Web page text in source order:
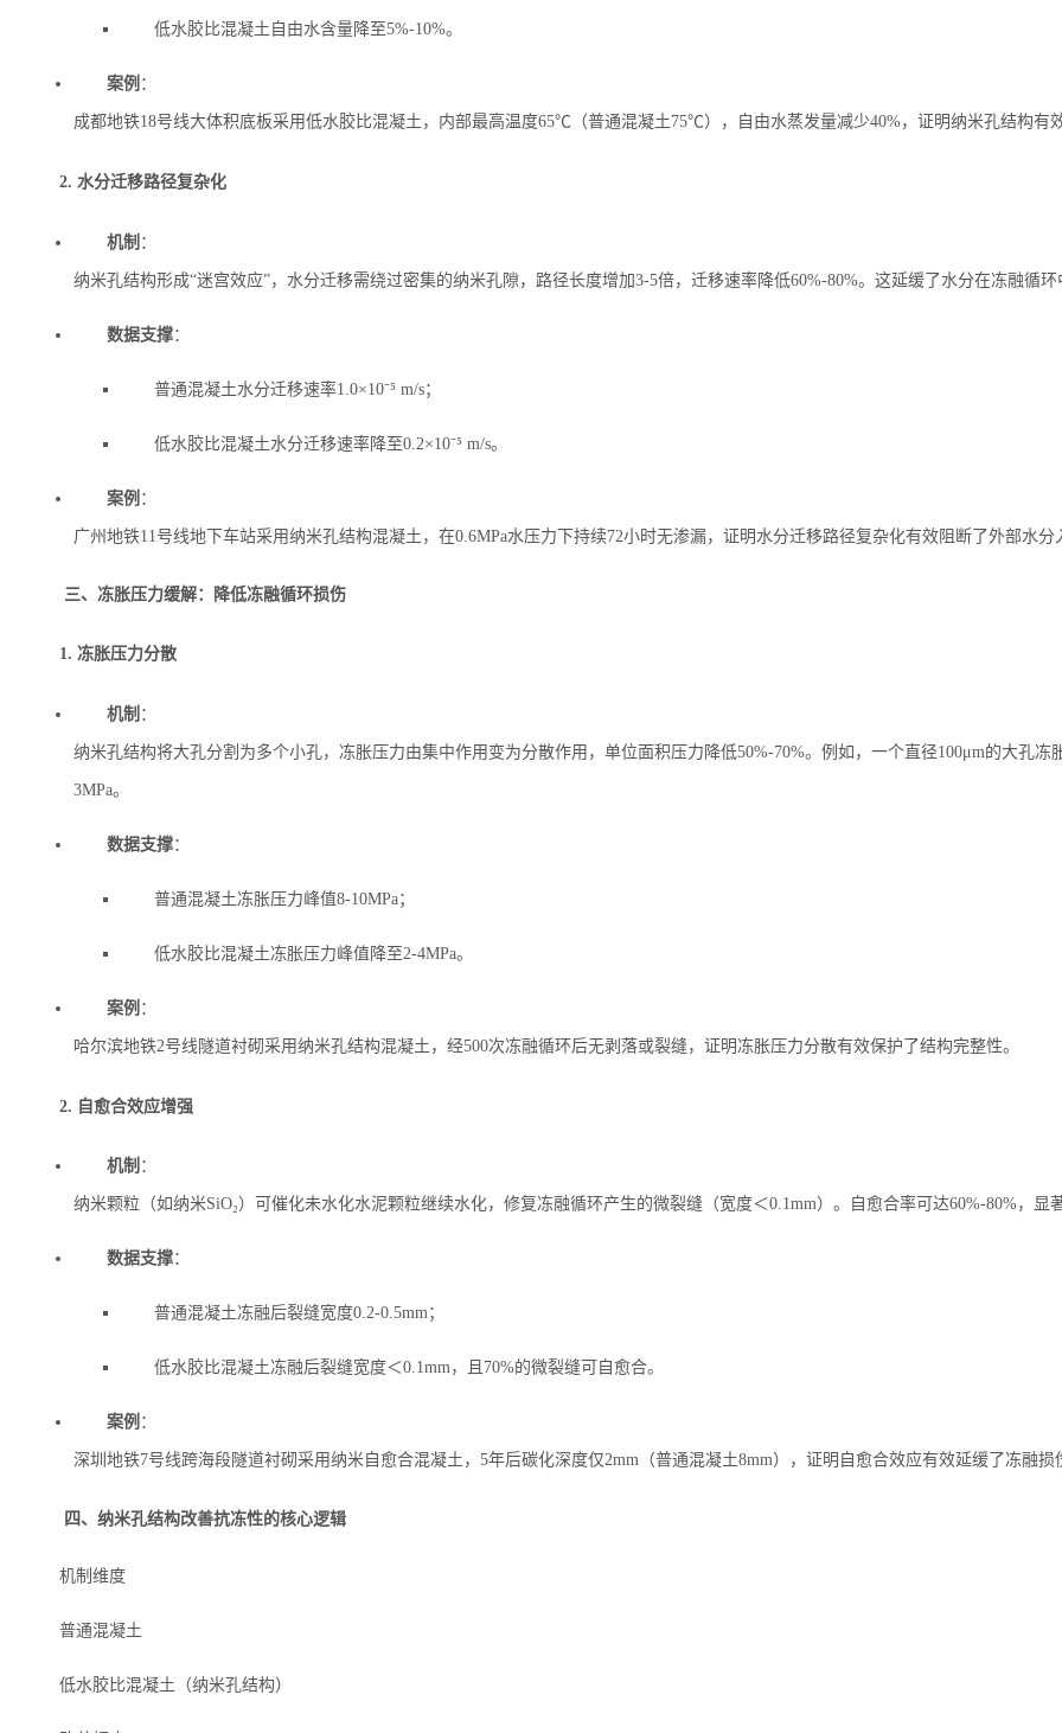
低水胶比混凝土自由水含量降至5%-10%。
案例 ‌：
成都地铁18号线大体积底板采用低水胶比混凝土，内部最高温度65℃（普通混凝土75℃），自由水蒸发量减少40%，证明纳米孔结构有
2. 水分迁移路径复杂化
机制 ‌：
纳米孔结构形成“迷宫效应”，水分迁移需绕过密集的纳米孔隙，路径长度增加3-5倍，迁移速率降低60%-80%。这延缓了水分在冻融循环
数据支撑‌：
普通混凝土水分迁移速率1.0×10⁻⁵ m/s；
低水胶比混凝土水分迁移速率降至0.2×10⁻⁵ m/s。
案例 ‌：
广州地铁11号线地下车站采用纳米孔结构混凝土，在0.6MPa水压力下持续72小时无渗漏，证明水分迁移路径复杂化有效阻断了外部水分
三、冻胀压力缓解：降低冻融循环损伤
1. 冻胀压力分散
机制 ‌：
纳米孔结构将大孔分割为多个小孔，冻胀压力由集中作用变为分散作用，单位面积压力降低50%-70%。例如，一个直径100μm的大孔冻
3MPa。
数据支撑‌：
普通混凝土冻胀压力峰值8-10MPa；
低水胶比混凝土冻胀压力峰值降至2-4MPa。
案例 ‌：
哈尔滨地铁2号线隧道衬砌采用纳米孔结构混凝土，经500次冻融循环后无剥落或裂缝，证明冻胀压力分散有效保护了结构完整性。
2. 自愈合效应增强
机制 ‌：
纳米颗粒（如纳米SiO₂）可催化未水化水泥颗粒继续水化，修复冻融循环产生的微裂缝（宽度＜0.1mm）。自愈合率可达60%-80%，显
数据支撑‌：
普通混凝土冻融后裂缝宽度0.2-0.5mm；
低水胶比混凝土冻融后裂缝宽度＜0.1mm，且70%的微裂缝可自愈合。
案例 ‌：
深圳地铁7号线跨海段隧道衬砌采用纳米自愈合混凝土，5年后碳化深度仅2mm（普通混凝土8mm），证明自愈合效应有效延缓了冻融损
四、纳米孔结构改善抗冻性的核心逻辑
机制维度
普通混凝土
低水胶比混凝土（纳米孔结构）